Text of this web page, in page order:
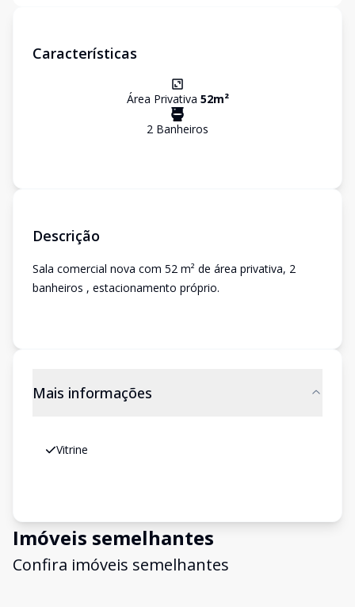
Características
Área Privativa 52m²
2 Banheiros
Descrição
Sala comercial nova com 52 m² de área privativa, 2
banheiros , estacionamento próprio.
Mais informações
Vitrine
Imóveis semelhantes
Confira imóveis semelhantes